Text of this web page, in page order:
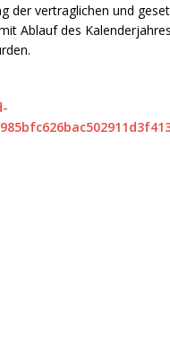
der vertraglichen und
Ablauf des